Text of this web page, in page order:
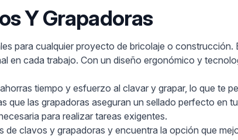
Y Grapadoras
para cualquier proyecto de bricolaje o construcción.
en cada trabajo. Con un diseño ergonómico y
tiempo y esfuerzo al clavar y grapar, lo que te
que las grapadoras aseguran un sellado perfecto en
para realizar tareas exigentes.
clavos y grapadoras y encuentra la opción que